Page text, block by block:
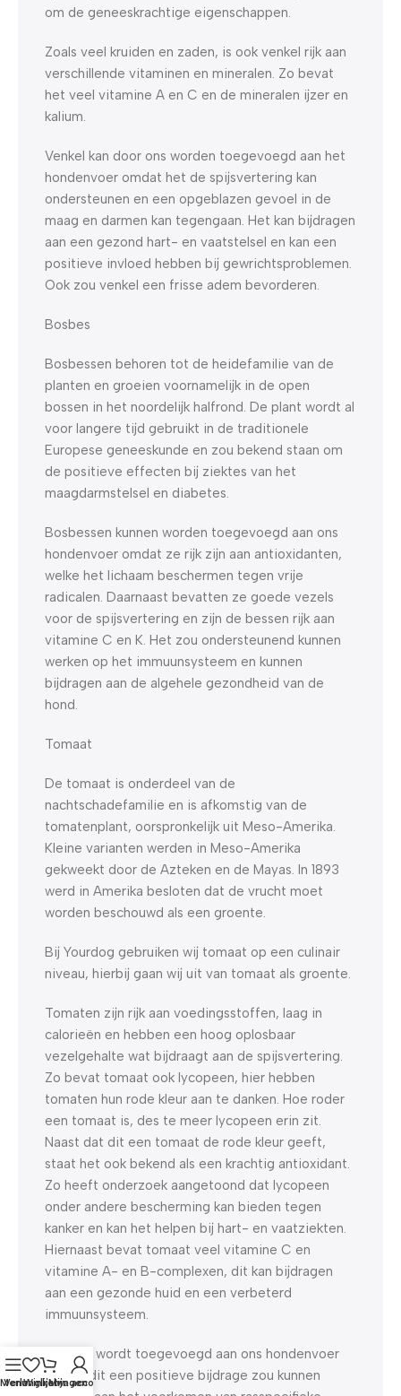
om de geneeskrachtige eigenschappen.
Zoals veel kruiden en zaden, is ook venkel rijk aan
verschillende vitaminen en mineralen. Zo bevat
het veel vitamine A en C en de mineralen ijzer en
kalium.
Venkel kan door ons worden toegevoegd aan het
hondenvoer omdat het de spijsvertering kan
ondersteunen en een opgeblazen gevoel in de
maag en darmen kan tegengaan. Het kan bijdragen
aan een gezond hart- en vaatstelsel en kan een
positieve invloed hebben bij gewrichtsproblemen.
Ook zou venkel een frisse adem bevorderen.
Bosbes
Bosbessen behoren tot de heidefamilie van de
planten en groeien voornamelijk in de open
bossen in het noordelijk halfrond. De plant wordt al
voor langere tijd gebruikt in de traditionele
Europese geneeskunde en zou bekend staan om
de positieve effecten bij ziektes van het
maagdarmstelsel en diabetes.
Bosbessen kunnen worden toegevoegd aan ons
hondenvoer omdat ze rijk zijn aan antioxidanten,
welke het lichaam beschermen tegen vrije
radicalen. Daarnaast bevatten ze goede vezels
voor de spijsvertering en zijn de bessen rijk aan
vitamine C en K. Het zou ondersteunend kunnen
werken op het immuunsysteem en kunnen
bijdragen aan de algehele gezondheid van de
hond.
Tomaat
De tomaat is onderdeel van de
nachtschadefamilie en is afkomstig van de
tomatenplant, oorspronkelijk uit Meso-Amerika.
Kleine varianten werden in Meso-Amerika
gekweekt door de Azteken en de Mayas. In 1893
werd in Amerika besloten dat de vrucht moet
worden beschouwd als een groente.
Bij Yourdog gebruiken wij tomaat op een culinair
niveau, hierbij gaan wij uit van tomaat als groente.
Tomaten zijn rijk aan voedingsstoffen, laag in
calorieën en hebben een hoog oplosbaar
vezelgehalte wat bijdraagt aan de spijsvertering.
Zo bevat tomaat ook lycopeen, hier hebben
tomaten hun rode kleur aan te danken. Hoe roder
een tomaat is, des te meer lycopeen erin zit.
Naast dat dit een tomaat de rode kleur geeft,
staat het ook bekend als een krachtig antioxidant.
Zo heeft onderzoek aangetoond dat lycopeen
onder andere bescherming kan bieden tegen
kanker en kan het helpen bij hart- en vaatziekten.
Hiernaast bevat tomaat veel vitamine C en
vitamine A- en B-complexen, dit kan bijdragen
aan een gezonde huid en een verbeterd
immuunsysteem.
Tomaat wordt toegevoegd aan ons hondenvoer
omdat dit een positieve bijdrage zou kunnen
Menu
Verlanglijst
Winkelwagen
Mijn account